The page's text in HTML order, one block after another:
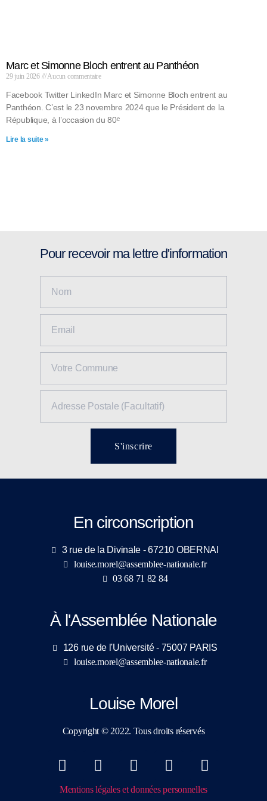
Marc et Simonne Bloch entrent au Panthéon
29 juin 2026 Aucun commentaire
Facebook Twitter LinkedIn Marc et Simonne Bloch entrent au
Panthéon. C’est le 23 novembre 2024 que le Président de la
République, à l’occasion du 80ᵉ
Lire la suite »
Pour recevoir ma lettre d'information
S'inscrire
En circonscription
3 rue de la Divinale - 67210 OBERNAI
louise.morel@assemblee-nationale.fr
03 68 71 82 84
À l'Assemblée Nationale
126 rue de l'Université - 75007 PARIS
louise.morel@assemblee-nationale.fr
Louise Morel
Copyright © 2022. Tous droits réservés
Mentions légales et données personnelles